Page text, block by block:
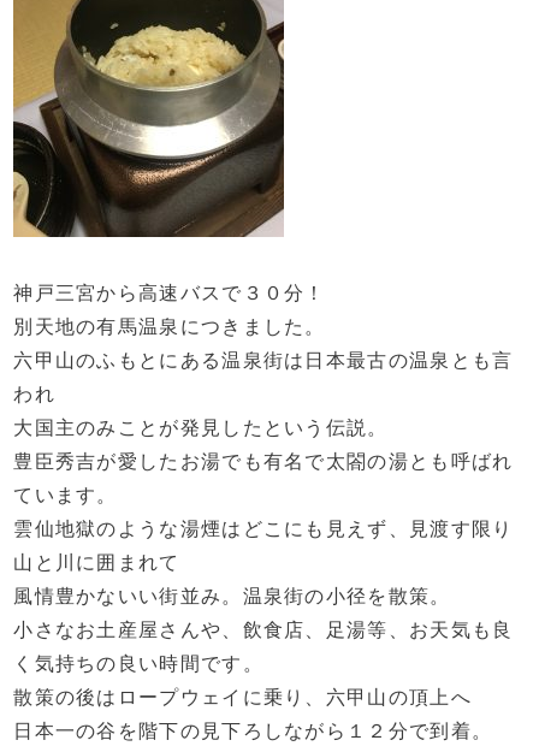
神戸三宮から高速バスで３０分！
別天地の有馬温泉につきました。
六甲山のふもとにある温泉街は日本最古の温泉とも言
われ
大国主のみことが発見したという伝説。
豊臣秀吉が愛したお湯でも有名で太閤の湯とも呼ばれ
ています。
雲仙地獄のような湯煙はどこにも見えず、見渡す限り
山と川に囲まれて
風情豊かないい街並み。温泉街の小径を散策。
小さなお土産屋さんや、飲食店、足湯等、お天気も良
く気持ちの良い時間です。
散策の後はロープウェイに乗り、六甲山の頂上へ
日本一の谷を階下の見下ろしながら１２分で到着。